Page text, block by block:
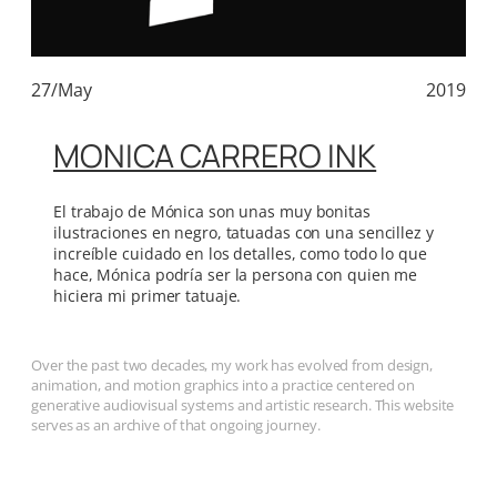
27/May 2019
MONICA CARRERO INK
El trabajo de Mónica son unas muy bonitas
ilustraciones en negro, tatuadas con una sencillez y
increíble cuidado en los detalles, como todo lo que
hace, Mónica podría ser la persona con quien me
hiciera mi primer tatuaje.
Over the past two decades, my work has evolved from design,
animation, and motion graphics into a practice centered on
generative audiovisual systems and artistic research. This website
serves as an archive of that ongoing journey.